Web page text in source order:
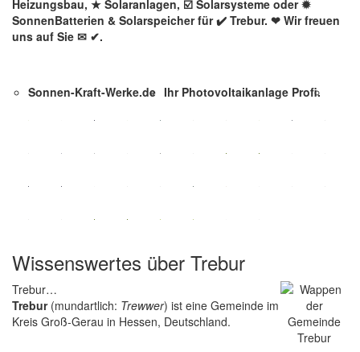
Heizungsbau, ★ Solaranlagen, ☑️ Solarsysteme oder ✹
SonnenBatterien & Solarspeicher für ✔️ Trebur. ❤ Wir freuen
uns auf Sie ✉ ✔.
Sonnen-Kraft-Werke.de Ihr Photovoltaikanlage Profi.
Wissenswertes über Trebur
Trebur…
Trebur(mundartlich: Trewwer) ist eine Gemeinde im
Kreis Groß-Gerau in Hessen, Deutschland.